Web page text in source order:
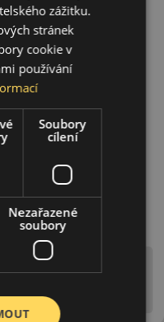
pouze
(předchozí) legislativy.
zážitku.
stránek
cookie v
používání
Soubory
cílení
Nezařazené
soubory